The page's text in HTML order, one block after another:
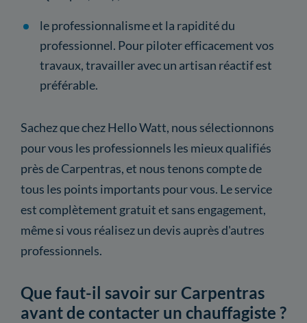
le professionnalisme et la rapidité du
professionnel. Pour piloter efficacement vos
travaux, travailler avec un artisan réactif est
préférable.
Sachez que chez Hello Watt, nous sélectionnons
pour vous les professionnels les mieux qualifiés
près de Carpentras, et nous tenons compte de
tous les points importants pour vous. Le service
est complètement gratuit et sans engagement,
même si vous réalisez un devis auprès d'autres
professionnels.
Que faut-il savoir sur Carpentras
avant de contacter un chauffagiste ?